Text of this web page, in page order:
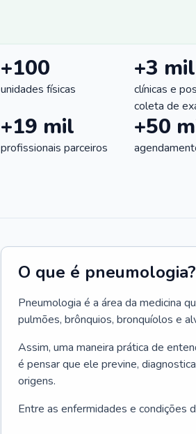
+100
unidades físicas
+3 mil
clínicas e
coleta de
+19 mil
profissionais parceiros
+50
O que é pneumologia?
Pneumologia é a área da medicina
pulmões, brônquios, bronquíolos e
Assim, uma maneira prática de
é pensar que ele previne,
origens.
Entre as enfermidades e condições